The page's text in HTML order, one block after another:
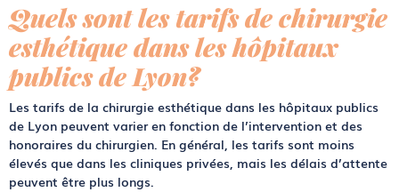
Quels sont les tarifs de chirurgie
esthétique dans les hôpitaux
publics de Lyon?
Les tarifs de la chirurgie esthétique dans les hôpitaux publics
de Lyon peuvent varier en fonction de l’intervention et des
honoraires du chirurgien. En général, les tarifs sont moins
élevés que dans les cliniques privées, mais les délais d’attente
peuvent être plus longs.